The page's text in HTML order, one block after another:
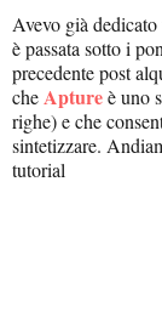
Avevo già
è passata sotto i
precedente post
cheAptureè uno
righe) e che
sintetizzare.
tutorial